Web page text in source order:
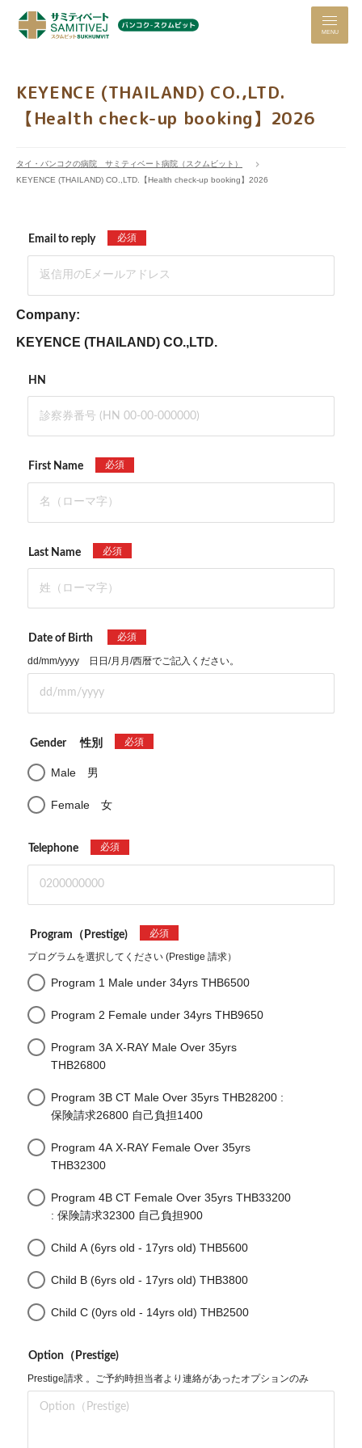
MENU
KEYENCE (THAILAND) CO.,LTD.
【Health check-up booking】2026
タイ・バンコクの病院 サミティベート病院（スクムビット）
KEYENCE (THAILAND) CO.,LTD.【Health check-up booking】2026
Email to reply 必須
Company:
KEYENCE (THAILAND) CO.,LTD.
HN
First Name 必須
Last Name 必須
Date of Birth 必須
dd/mm/yyyy 日日/月月/西暦でご記入ください。
Gender 性別 必須
Male 男
Female 女
Telephone 必須
Program（Prestige) 必須
プログラムを選択してください (Prestige 請求）
Program 1 Male under 34yrs THB6500
Program 2 Female under 34yrs THB9650
Program 3A X-RAY Male Over 35yrs
THB26800
Program 3B CT Male Over 35yrs THB28200 :
保険請求26800 自己負担1400
Program 4A X-RAY Female Over 35yrs
THB32300
Program 4B CT Female Over 35yrs THB33200
: 保険請求32300 自己負担900
Child A (6yrs old - 17yrs old) THB5600
Child B (6yrs old - 17yrs old) THB3800
Child C (0yrs old - 14yrs old) THB2500
Option（Prestige)
Prestige請求 。ご予約時担当者より連絡があったオプションのみ